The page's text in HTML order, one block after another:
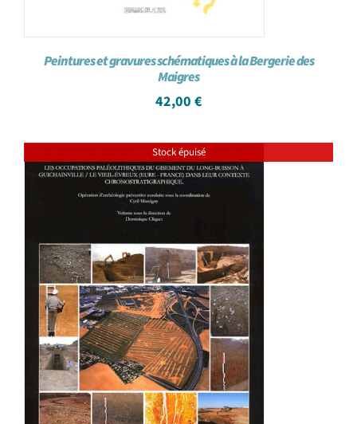
Peintures et gravures schématiques à la Bergerie des
Maigres
42,00 €
Stock épuisé